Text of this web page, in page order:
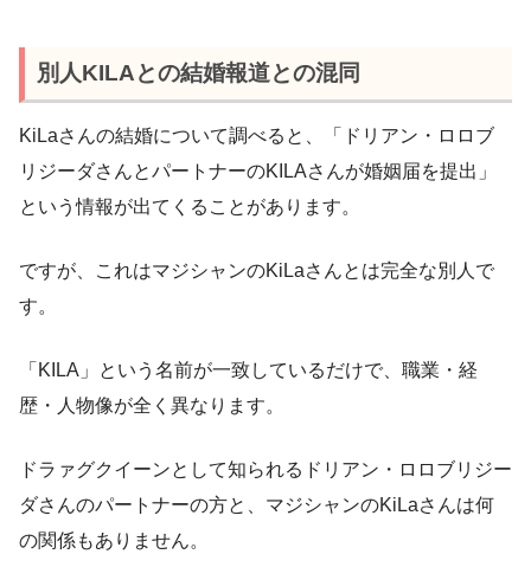
別人KILAとの結婚報道との混同
KiLaさんの結婚について調べると、「ドリアン・ロロブ
リジーダさんとパートナーのKILAさんが婚姻届を提出」
という情報が出てくることがあります。
ですが、これはマジシャンのKiLaさんとは完全な別人で
す。
「KILA」という名前が一致しているだけで、職業・経
歴・人物像が全く異なります。
ドラァグクイーンとして知られるドリアン・ロロブリジー
ダさんのパートナーの方と、マジシャンのKiLaさんは何
の関係もありません。